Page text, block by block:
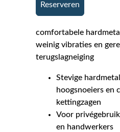
Reserveren
comfortabele
weinig vibraties en
terugslagneiging
Stevige
hoogsnoeiers en
kettingzagen
Voor
en handwerkers